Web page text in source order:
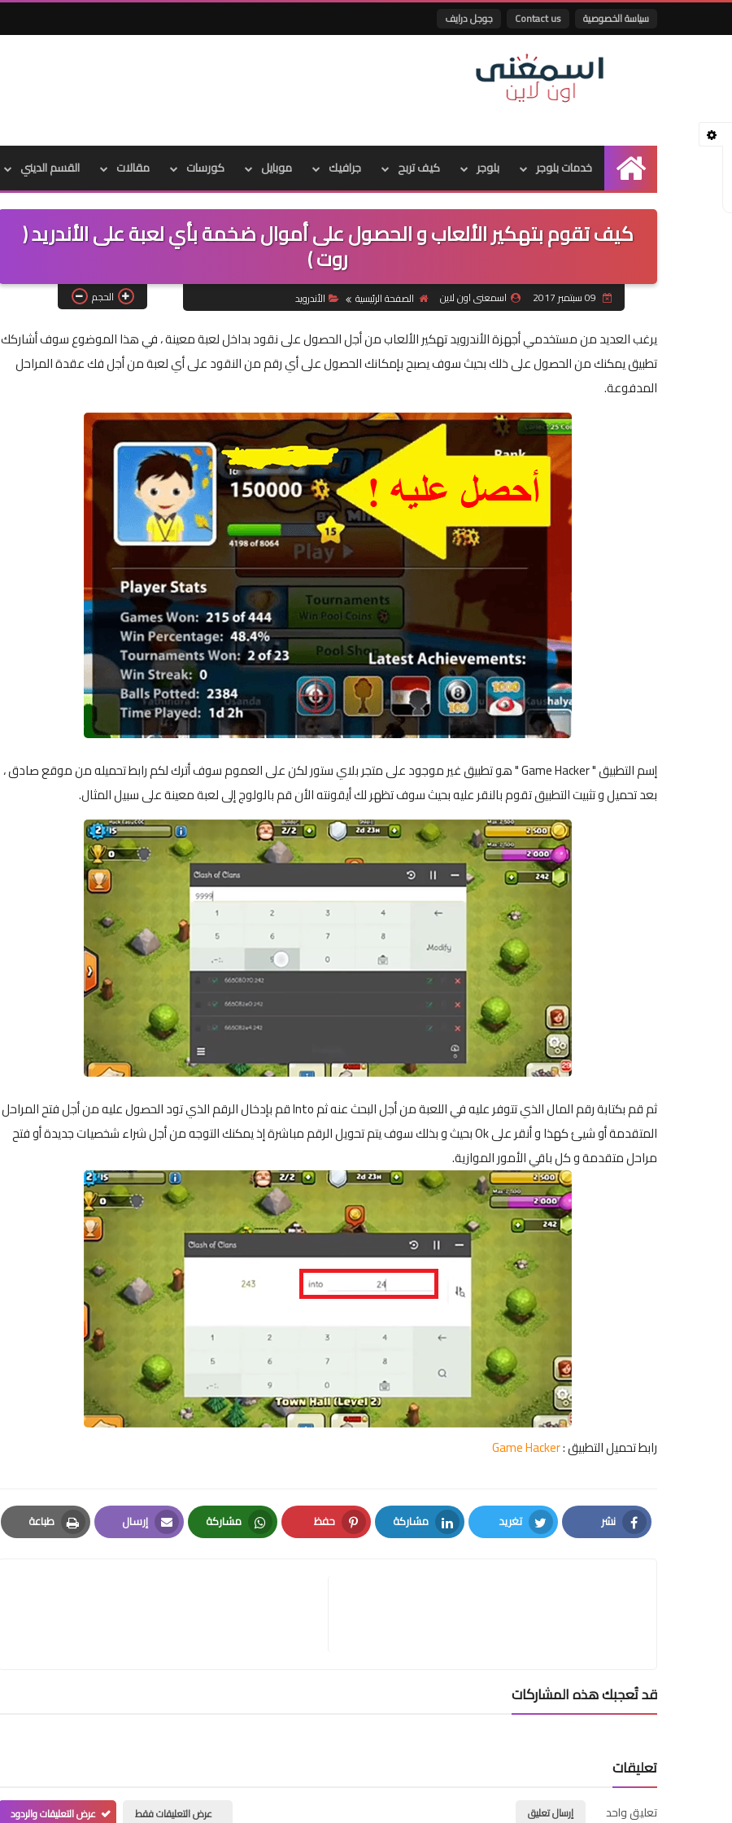
سياسة الخصوصية Contact us جوجل درايف
الرئيسية
خدمات بلوجر بلوجر كيف تربح جرافيك موبايل كورسات مقالات القسم الديني
كيف تقوم بتهكير الألعاب و الحصول على أموال ضخمة بأي لعبة على الأندريد (
روت )
اسمعنى اون لاين الصفحة الرئيسية الأندرويد الحجم
يرغب العديد من مستخدمي أجهزة الأندرويد تهكير الألعاب من أجل الحصول على نقود بداخل لعبة معينة ، في هذا الموضوع سوف أشاركك
تطبيق يمكنك من الحصول على ذلك بحيث سوف يصبح بإمكانك الحصول على أي رقم من النقود على أي لعبة من أجل فك عقدة المراحل
المدفوعة.
إسم التطبيق " Game Hacker " هو تطبيق غير موجود على متجر بلاي ستور لكن على العموم سوف أترك لكم رابط تحميله من موقع صادق ،
بعد تحميل و تثبيت التطبيق تقوم بالنقر عليه بحيث سوف تظهر لك أيقونته الأن قم بالولوج إلى لعبة معينة على سبيل المثال.
ثم قم بكتابة رقم المال الذي تتوفر عليه في اللعبة من أجل البحث عنه ثم Into قم بإدخال الرقم الذي تود الحصول عليه من أجل فتح المراحل
المتقدمة أو شيئ كهذا و أنقر على Ok بحيث و بذلك سوف يتم تحويل الرقم مباشرة إذ يمكنك التوجه من أجل شراء شخصيات جديدة أو فتح
مراحل متقدمة و كل باقي الأمور الموازية.
رابط تحميل التطبيق :Game Hacker
نشر
Facebook
تغريد
Twitter
مشاركة
LinkedIn
حفظ
Pinterest
مشاركة
Whatsapp
إرسال
Email
طباعة
Print
قد تُعجبك هذه المشاركات
تعليقات
تعليق واحد إرسال تعليق عرض التعليقات فقط عرض التعليقات والردود